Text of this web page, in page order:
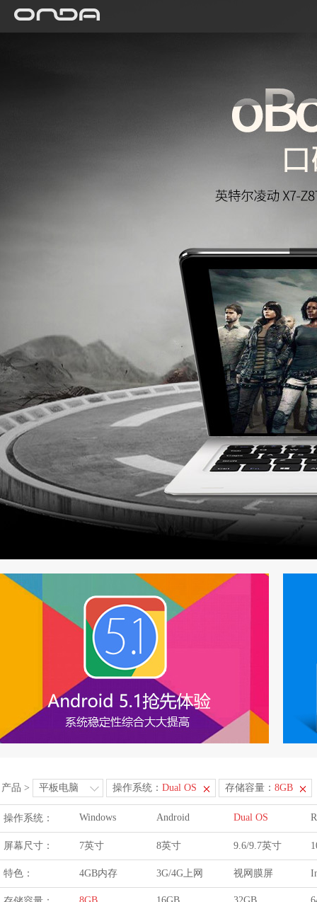
产品 > 平板电脑 操作系统： Dual OS 存储容量： 8GB
操作系统： Windows Android Dual OS
屏幕尺寸： 7英寸 8英寸 9.6/9.7英寸
特色： 4GB内存 3G/4G上网 视网膜屏